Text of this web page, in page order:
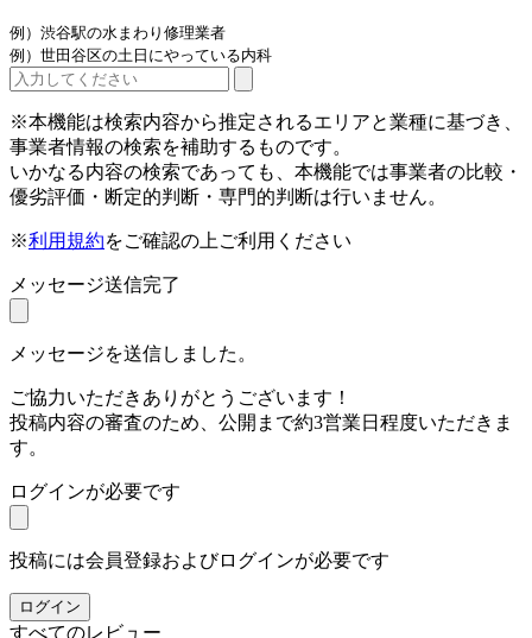
例）渋谷駅の水まわり修理業者
例）世田谷区の土日にやっている内科
※本機能は検索内容から推定されるエリアと業種に基づき、
事業者情報の検索を補助するものです。
いかなる内容の検索であっても、本機能では事業者の比較・
優劣評価・断定的判断・専門的判断は行いません。
※利用規約をご確認の上ご利用ください
メッセージ送信完了
メッセージを送信しました。
ご協力いただきありがとうございます！
投稿内容の審査のため、公開まで約3営業日程度いただきま
す。
ログインが必要です
投稿には会員登録およびログインが必要です
ログイン
すべてのレビュー